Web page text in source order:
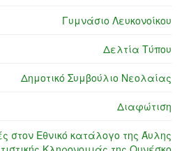
Γυμνάσιο Λευκονοίκου
Δελτία Τύπου
Δημοτικό Συμβούλιο Νεολαίας
Διαφώτιση
στον Εθνικό κατάλογο της Άυλης